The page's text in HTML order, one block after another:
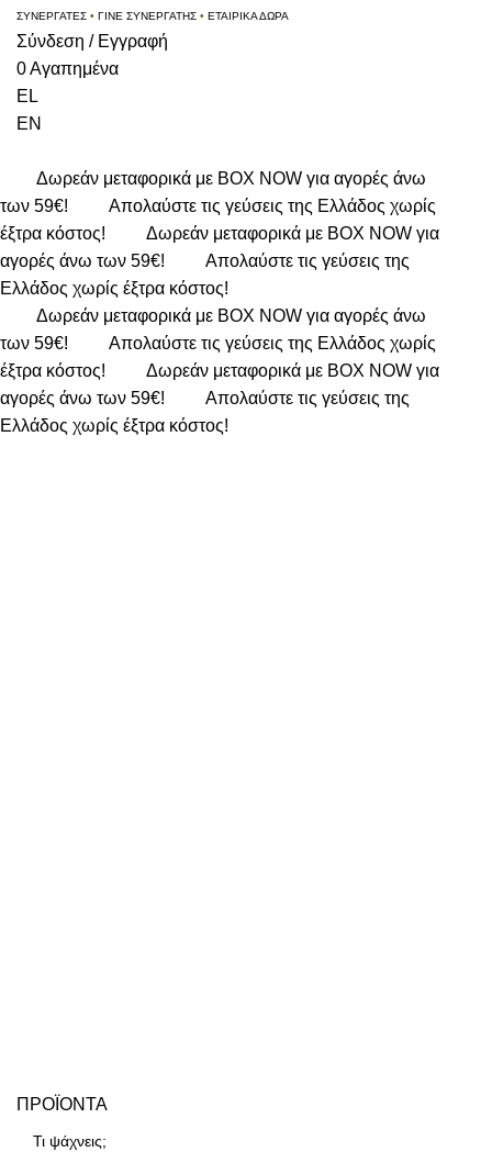
ΣΥΝΕΡΓΑΤΕΣ • ΓΙΝΕ ΣΥΝΕΡΓΑΤΗΣ • ΕΤΑΙΡΙΚΑ ΔΩΡΑ
Σύνδεση / Εγγραφή
0Αγαπημένα
EL
EN
Δωρεάν μεταφορικά με BOX NOW για αγορές άνω
των 59€!
Απολαύστε τις γεύσεις της Ελλάδος χωρίς
έξτρα κόστος!
Δωρεάν μεταφορικά με BOX NOW για
αγορές άνω των 59€!
Απολαύστε τις γεύσεις της
Ελλάδος χωρίς έξτρα κόστος!
Δωρεάν μεταφορικά με BOX NOW για αγορές άνω
των 59€!
Απολαύστε τις γεύσεις της Ελλάδος χωρίς
έξτρα κόστος!
Δωρεάν μεταφορικά με BOX NOW για
αγορές άνω των 59€!
Απολαύστε τις γεύσεις της
Ελλάδος χωρίς έξτρα κόστος!
ΠΡΟΪΟΝΤΑ